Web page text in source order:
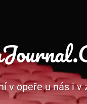
v opeře u nás i v